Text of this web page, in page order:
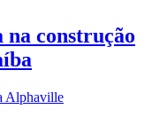
na construção